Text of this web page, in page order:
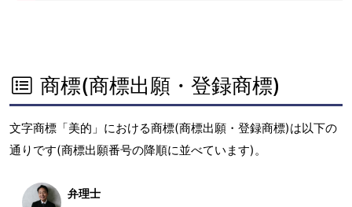
商標(商標出願・登録商標)
文字商標「美的」における商標(商標出願・登録商標)は以下の
通りです(商標出願番号の降順に並べています)。
弁理士